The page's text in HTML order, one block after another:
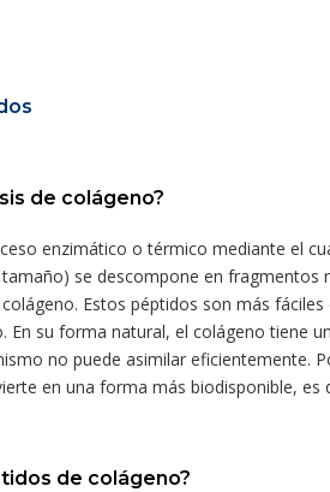
de colágeno?
enzimático o térmico mediante el
se descompone en fragmentos
Estos péptidos son más
En su forma natural, el colágeno tiene
no puede asimilar eficientemente.
en una forma más biodisponible, es
de colágeno?